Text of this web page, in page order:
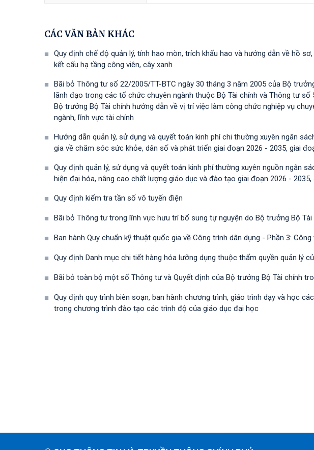
CÁC VĂN BẢN KHÁC
Quy định chế độ quản lý, tính hao mòn, trích khấu hao và hướng dẫn về hồ
kết cấu hạ tầng công viên, cây xanh
Bãi bỏ Thông tư số 22/2005/TT-BTC ngày 30 tháng 3 năm 2005 của Bộ
lãnh đạo trong các tổ chức chuyên ngành thuộc Bộ Tài chính và Thông tư
Bộ trưởng Bộ Tài chính hướng dẫn về vị trí việc làm công chức nghiệp vụ
ngành, lĩnh vực tài chính
Hướng dẫn quản lý, sử dụng và quyết toán kinh phí chi thường xuyên ngân
gia về chăm sóc sức khỏe, dân số và phát triển giai đoạn 2026 - 2035, giai
Quy định quản lý, sử dụng và quyết toán kinh phí thường xuyên nguồn ngân
hiện đại hóa, nâng cao chất lượng giáo dục và đào tạo giai đoạn 2026 -
Quy định kiểm tra tần số vô tuyến điện
Bãi bỏ Thông tư trong lĩnh vực hưu trí bổ sung tự nguyện do Bộ trưởng Bộ Tài
Ban hành Quy chuẩn kỹ thuật quốc gia về Công trình dân dụng - Phần 3:
Quy định Danh mục chi tiết hàng hóa lưỡng dụng thuộc thẩm quyền quản lý
Bãi bỏ toàn bộ một số Thông tư và Quyết định của Bộ trưởng Bộ Tài chính
Quy định quy trình biên soạn, ban hành chương trình, giáo trình dạy và học
trong chương trình đào tạo các trình độ của giáo dục đại học